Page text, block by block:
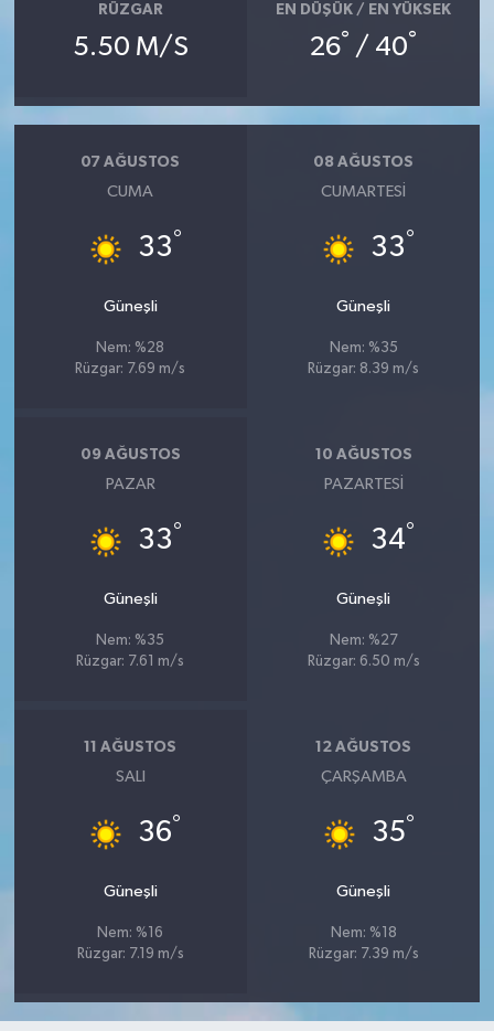
RÜZGAR
5.50 M/S
EN DÜŞÜK / EN YÜKSEK
26° / 40°
07 AĞUSTOS
CUMA
33°
Güneşli
Nem: %28
Rüzgar: 7.69 m/s
08 AĞUSTOS
CUMARTESI
33°
Güneşli
Nem: %35
Rüzgar: 8.39 m/s
09 AĞUSTOS
PAZAR
33°
Güneşli
Nem: %35
Rüzgar: 7.61 m/s
10 AĞUSTOS
PAZARTESI
34°
Güneşli
Nem: %27
Rüzgar: 6.50 m/s
11 AĞUSTOS
SALI
36°
Güneşli
Nem: %16
Rüzgar: 7.19 m/s
12 AĞUSTOS
ÇARŞAMBA
35°
Güneşli
Nem: %18
Rüzgar: 7.39 m/s